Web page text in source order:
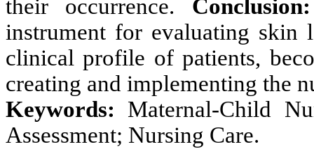
their occurrence. Conclusion:
instrument for evaluating skin
clinical profile of patients,
creating and implementing the
Keywords: Maternal-Child
Assessment; Nursing Care.